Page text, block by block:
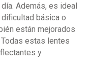
Además, es ideal
básica o
están mejorados
estas lentes
y